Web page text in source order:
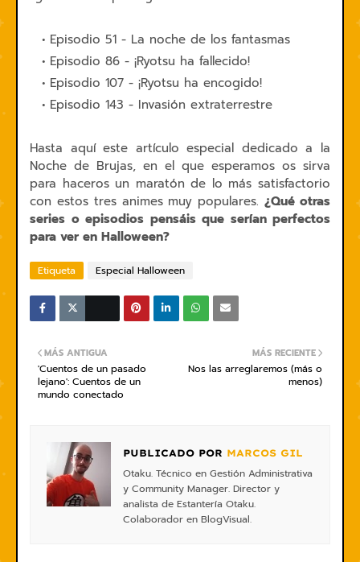
Episodio 51 - La noche de los fantasmas
Episodio 86 - ¡Ryotsu ha fallecido!
Episodio 107 - ¡Ryotsu ha encogido!
Episodio 143 - Invasión extraterrestre
Hasta aquí este artículo especial dedicado a la
Noche de Brujas, en el que esperamos os sirva
para haceros un maratón de lo más satisfactorio
con estos tres animes muy populares.¿Qué otras
series o episodios pensáis que serían perfectos
para ver en Halloween?
Etiqueta Especial Halloween
MÁS RECIENTE
Nos las arreglaremos (más o
menos)
MÁS ANTIGUA
'Cuentos de un pasado
lejano': Cuentos de un
mundo conectado
PUBLICADO POR MARCOS GIL
Otaku. Técnico en Gestión Administrativa
y Community Manager. Director y
analista de Estantería Otaku.
Colaborador en BlogVisual.